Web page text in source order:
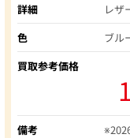
詳細
レザ
色
ブル
買取参考価格
備考